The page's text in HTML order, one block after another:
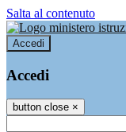
Salta al contenuto
Accedi
Accedi
button close ×